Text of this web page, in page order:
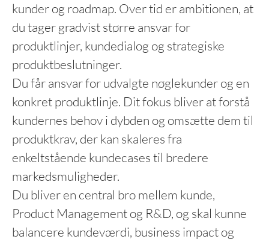
kunder og roadmap. Over tid er ambitionen, at
du tager gradvist større ansvar for
produktlinjer, kundedialog og strategiske
produktbeslutninger.
Du får ansvar for udvalgte nøglekunder og en
konkret produktlinje. Dit fokus bliver at forstå
kundernes behov i dybden og omsætte dem til
produktkrav, der kan skaleres fra
enkeltstående kundecases til bredere
markedsmuligheder.
Du bliver en central bro mellem kunde,
Product Management og R&D, og skal kunne
balancere kundeværdi, business impact og